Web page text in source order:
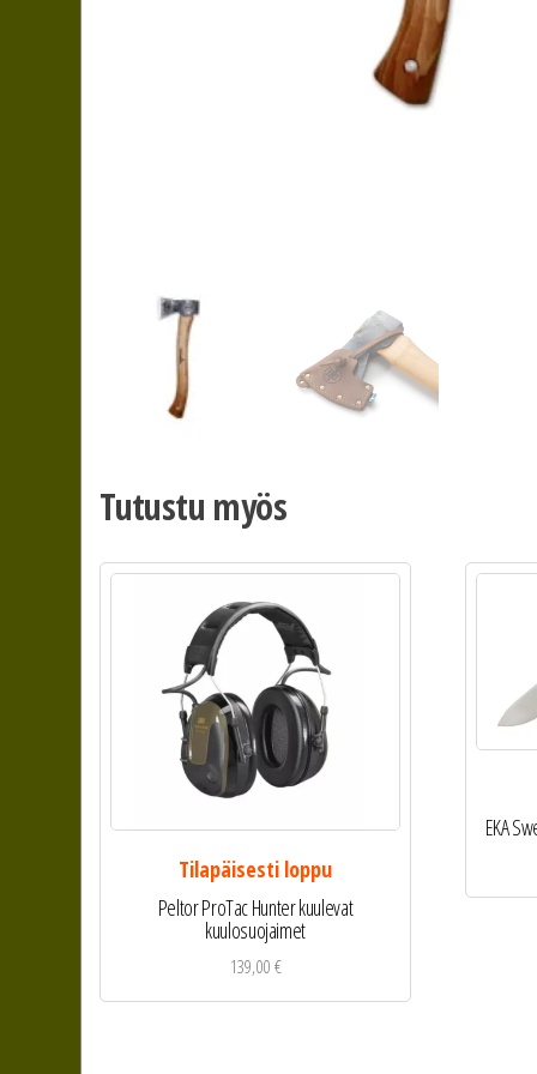
Tutustu myös
Tilapäisesti loppu
Peltor ProTac Hunter kuulevat
kuulosuojaimet
139,00€
EKA